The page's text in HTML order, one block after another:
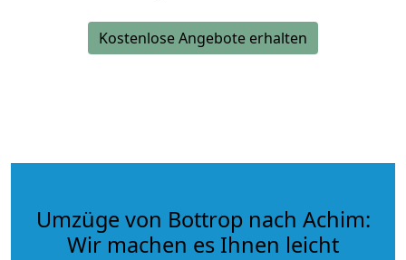
Kostenlose Angebote erhalten
Umzüge von Bottrop nach Achim:
Wir machen es Ihnen leicht